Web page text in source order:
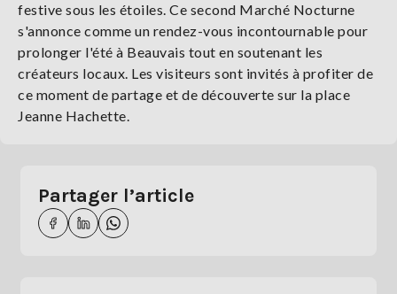
festive sous les étoiles. Ce second Marché Nocturne
s'annonce comme un rendez-vous incontournable pour
prolonger l'été à Beauvais tout en soutenant les
créateurs locaux. Les visiteurs sont invités à profiter de
ce moment de partage et de découverte sur la place
Jeanne Hachette.
Partager l’article